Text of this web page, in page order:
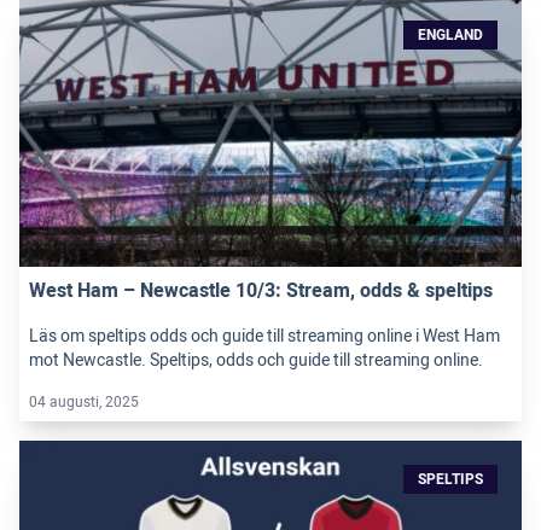
ENGLAND
West Ham – Newcastle 10/3: Stream, odds & speltips
Läs om speltips odds och guide till streaming online i West Ham
mot Newcastle. Speltips, odds och guide till streaming online.
04 augusti, 2025
SPELTIPS